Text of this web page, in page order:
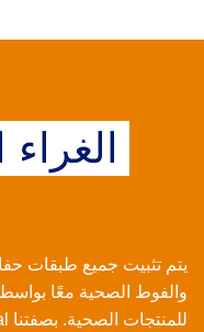
يتم تثبيت جميع طبقات
والفوط الصحية معًا